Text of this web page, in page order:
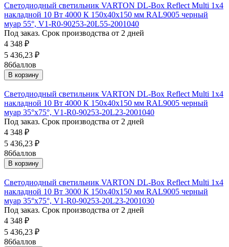
Светодиодный светильник VARTON DL-Box Reflect Multi 1x4
накладной 10 Вт 4000 К 150х40х150 мм RAL9005 черный
муар 55°, V1-R0-90253-20L55-2001040
Под заказ. Срок производства от 2 дней
4 348 ₽
5 436,23 ₽
86баллов
В корзину
Светодиодный светильник VARTON DL-Box Reflect Multi 1x4
накладной 10 Вт 4000 К 150х40х150 мм RAL9005 черный
муар 35°x75°, V1-R0-90253-20L23-2001040
Под заказ. Срок производства от 2 дней
4 348 ₽
5 436,23 ₽
86баллов
В корзину
Светодиодный светильник VARTON DL-Box Reflect Multi 1x4
накладной 10 Вт 3000 К 150х40х150 мм RAL9005 черный
муар 35°x75°, V1-R0-90253-20L23-2001030
Под заказ. Срок производства от 2 дней
4 348 ₽
5 436,23 ₽
86баллов